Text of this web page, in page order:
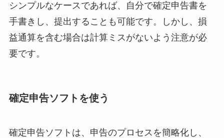
シンプルなケースであれば、自分で確定申告書を
手書きし、提出することも可能です。しかし、損
益通算を含む場合は計算ミスがないよう注意が必
要です。
確定申告ソフトを使う
確定申告ソフトは、申告のプロセスを簡略化し、